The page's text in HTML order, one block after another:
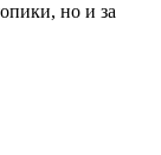
но и за